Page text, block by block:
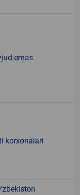
emas
korxonalari